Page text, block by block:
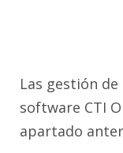
Las gestión
software CTI
apartado